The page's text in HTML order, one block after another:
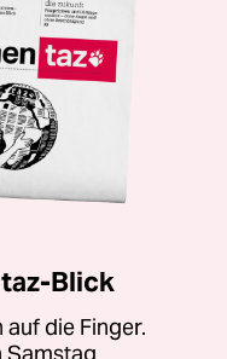
Blick
die Finger.